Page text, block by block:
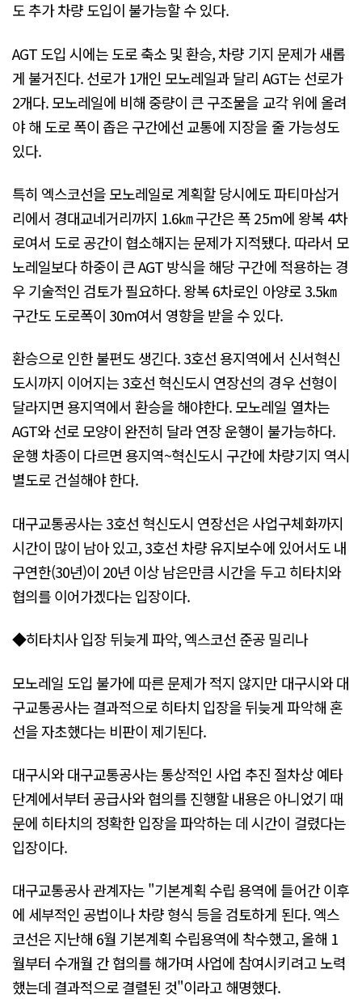
도 추가 차량 도입이 불가능할 수 있다.
AGT 도입 시에는 도로 축소 및 환승, 차량 기지 문제가 새롭
게 불거진다. 선로가 1개인 모노레일과 달리 AGT는 선로가
2개다. 모노레일에 비해 중량이 큰 구조물을 교각 위에 올려
야 해 도로 폭이 좁은 구간에선 교통에 지장을 줄 가능성도
있다.
특히 엑스코선을 모노레일로 계획할 당시에도 파티마삼거
리에서 경대교네거리까지 1.6㎞ 구간은 폭 25m에 왕복 4차
로여서 도로 공간이 협소해지는 문제가 지적됐다. 따라서 모
노레일보다 하중이 큰 AGT 방식을 해당 구간에 적용하는 경
우 기술적인 검토가 필요하다. 왕복 6차로인 아양로 3.5㎞
구간도 도로폭이 30m여서 영향을 받을 수 있다.
환승으로 인한 불편도 생긴다. 3호선 용지역에서 신서혁신
도시까지 이어지는 3호선 혁신도시 연장선의 경우 선형이
달라지면 용지역에서 환승을 해야한다. 모노레일 열차는
AGT와 선로 모양이 완전히 달라 연장 운행이 불가능하다.
운행 차종이 다르면 용지역~혁신도시 구간에 차량기지 역시
별도로 건설해야 한다.
대구교통공사는 3호선 혁신도시 연장선은 사업구체화까지
시간이 많이 남아 있고, 3호선 차량 유지보수에 있어서도 내
구연한(30년)이 20년 이상 남은만큼 시간을 두고 히타치와
협의를 이어가겠다는 입장이다.
◆히타치사 입장 뒤늦게 파악, 엑스코선 준공 밀리나
모노레일 도입 불가에 따른 문제가 적지 않지만 대구시와 대
구교통공사는 결과적으로 히타치 입장을 뒤늦게 파악해 혼
선을 자초했다는 비판이 제기된다.
대구시와 대구교통공사는 통상적인 사업 추진 절차상 예타
단계에서부터 공급사와 협의를 진행할 내용은 아니었기 때
문에 히타치의 정확한 입장을 파악하는 데 시간이 걸렸다는
입장이다.
대구교통공사 관계자는 "기본계획 수립 용역에 들어간 이후
에 세부적인 공법이나 차량 형식 등을 검토하게 된다. 엑스
코선은 지난해 6월 기본계획 수립용역에 착수했고, 올해 1
월부터 수개월 간 협의를 해가며 사업에 참여시키려고 노력
했는데 결과적으로 결렬된 것"이라고 해명했다.